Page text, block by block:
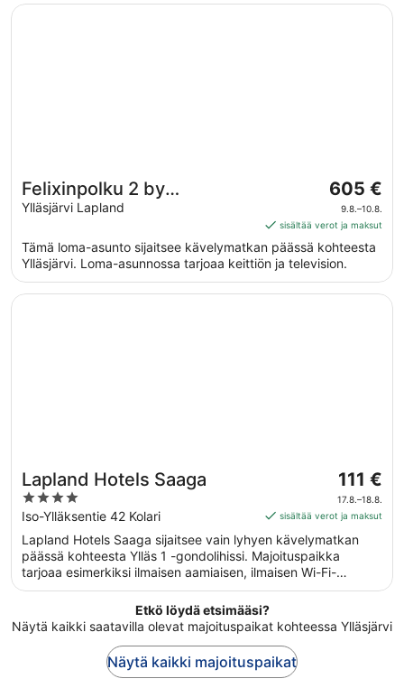
Felixinpolku 2 by
Interhome
Ylläsjärvi Lapland
Hinta
on
605 €
per
yö
9.8.
605 €
9.8.–10.8.
sisältää verot ja maksut
Tämä loma-asunto sijaitsee kävelymatkan päässä kohteesta
Ylläsjärvi. Loma-asunnossa tarjoaa keittiön ja television.
Avautuu uuteen ikkunaan
Felixinpolku 2 by Interhome
Lapland Hotels Saaga
4
out
of
5
Iso-Ylläksentie 42 Kolari
Hinta
on
111 €
per
yö
18.8.
111 €
17.8.–18.8.
sisältää verot ja maksut
Lapland Hotels Saaga sijaitsee vain lyhyen kävelymatkan
päässä kohteesta Ylläs 1 -gondolihissi. Majoituspaikka
tarjoaa esimerkiksi ilmaisen aamiaisen, ilmaisen Wi-Fi-
yhteyden yleisissä tiloissa ja ilmaisen omatoimisen
pysäköinnin. Tämän majoituspaikan tarjoamiin
lemmikkipalveluihin kuuluu ruoka- ja vesikulhot.
Avautuu uuteen ikkunaan
Lapland Hotels Saaga
Etkö löydä etsimääsi?
Näytä kaikki saatavilla olevat majoituspaikat kohteessa Ylläsjärvi
Näytä kaikki majoituspaikat